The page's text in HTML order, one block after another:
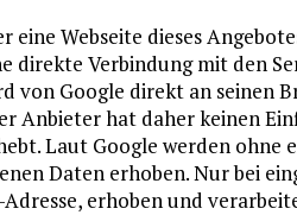
eine Webseite dieses
direkte Verbindung mit den
von Google direkt an seinen
Anbieter hat daher keinen
Laut Google werden ohne
Daten erhoben. Nur bei
erhoben und